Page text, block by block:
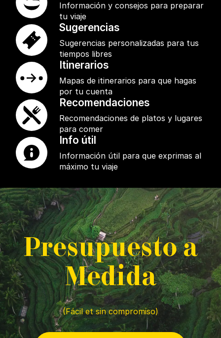
Información y consejos para preparar
tu viaje
Sugerencias
Sugerencias personalizadas para tus
tiempos libres
Itinerarios
Mapas de itinerarios para que hagas
por tu cuenta
Recomendaciones
Recomendaciones de platos y lugares
para comer
Info útil
Información útil para que exprimas al
máximo tu viaje
Presupuesto a
Medida
(Fácil et sin compromiso)